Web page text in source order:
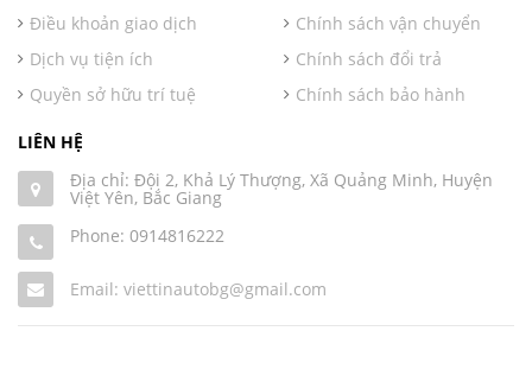
Điều khoản giao dịch
Dịch vụ tiện ích
Quyền sở hữu trí tuệ
Chính sách vận chuyển
Chính sách đổi trả
Chính sách bảo hành
LIÊN HỆ
Địa chỉ: Đội 2, Khả Lý Thượng, Xã Quảng Minh, Huyện
Việt Yên, Bắc Giang
Phone: 0914816222
Email: viettinautobg@gmail.com